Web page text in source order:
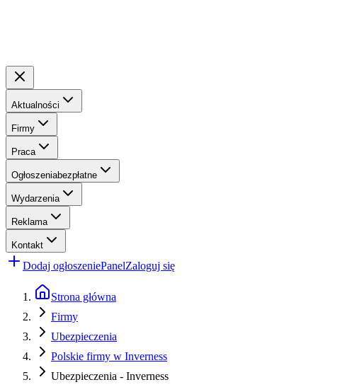
Aktualności
Firmy
Praca
Ogłoszeniabezpłatne
Wydarzenia
Reklama
Kontakt
Dodaj ogłoszeniePanelZaloguj się
Strona główna
Firmy
Ubezpieczenia
Polskie firmy w Inverness
Ubezpieczenia - Inverness